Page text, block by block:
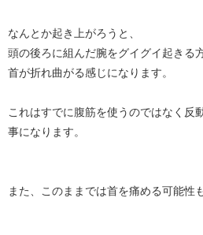
なんとか起き上がろうと、
頭の後ろに組んだ腕をグイグイ起きる
首が折れ曲がる感じになります。
これはすでに腹筋を使うのではなく反
事になります。
また、このままでは首を痛める可能性